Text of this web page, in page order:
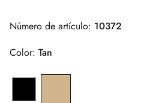
Número de artículo: 10372
Color: Tan